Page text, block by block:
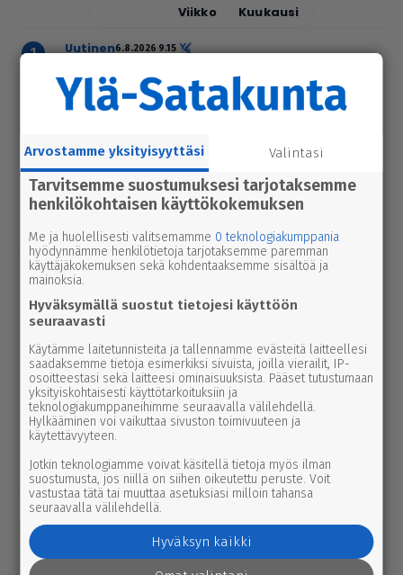
Viikko Kuukausi
uutinen6.8.2026 9.15
hinko Par­ka­nossa – toi­min­toja jär­jes­
tel­lään par­hail­laan uusiksi
uutinen 6.8.2026 2.55
Elisa parantaa 5g-yhteyksiä Karviassa
ja Par­ka­nossa – seuraavan suku­pol­
ven tekniikka kolkuttaa jo ovella
uutinen5.8.2026 12.00
Pääl­lys­tys­työt hidas­ta­vat lii­ken­nettä
3-tiellä Ikaa­lis­ten suunnalla – syys­
suunnalle
uutinen7.8.2026 3.00
Afrik­ka­lai­nen sikarutto tuli Kaakkois-
Suomeen – vil­li­si­ka­ha­vain­noista on
nyt syytä ilmoittaa myös täällä
uutinen5.8.2026 3.00
Par­ka­no­lais­lap­set palaavat pul­pet­tei­
hin ensim­mäis­ten joukossa – naa­pu­ri­
Arvostamme yksityisyyttäsi Valintasi
Tarvitsemme suostumuksesi tarjotaksemme
henkilökohtaisen käyttökokemuksen
Me ja huolellisesti valitsemamme 0 teknologiakumppania
hyödynnämme henkilötietoja tarjotaksemme paremman
käyttäjäkokemuksen sekä kohdentaaksemme sisältöä ja
mainoksia.
Hyväksymällä suostut tietojesi käyttöön
seuraavasti
Käytämme laitetunnisteita ja tallennamme evästeitä laitteellesi
saadaksemme tietoja esimerkiksi sivuista, joilla vierailit, IP-
osoitteestasi sekä laitteesi ominaisuuksista. Pääset tutustumaan
yksityiskohtaisesti käyttötarkoituksiin ja
teknologiakumppaneihimme seuraavalla välilehdellä.
Hylkääminen voi vaikuttaa sivuston toimivuuteen ja
käytettävyyteen.
Jotkin teknologiamme voivat käsitellä tietoja myös ilman
suostumusta, jos niillä on siihen oikeutettu peruste. Voit
vastustaa tätä tai muuttaa asetuksiasi milloin tahansa
seuraavalla välilehdellä.
Hyväksyn kaikki